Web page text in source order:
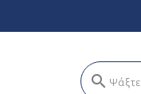
search